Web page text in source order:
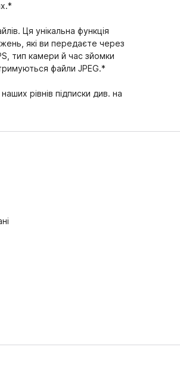
Ця унікальна функція
які ви передаєте через
тип камери й час зйомки
файли JPEG.*
рівнів підписки див. на